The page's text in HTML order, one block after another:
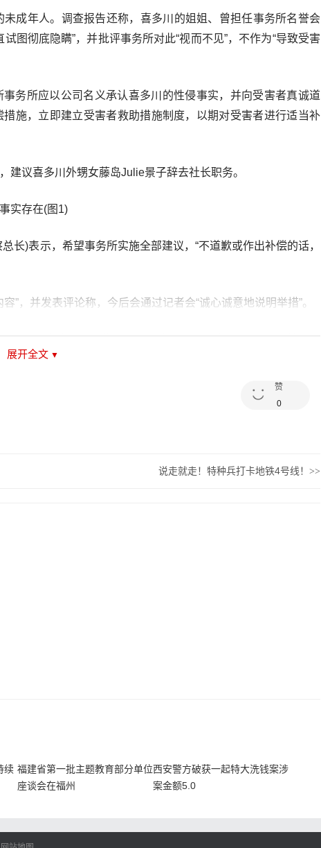
未成年人。调查报告还称，喜多川的姐姐、曾担任事务所名誉会
图彻底隐瞒”，并批评事务所对此“视而不见”，不作为“导致受害
务所应以公司名义承认喜多川的性侵事实，并向受害者真诚道
施，立即建立受害者救助措施制度，以期对受害者进行适当补
建议喜多川外甥女藤岛Julie景子辞去社长职务。
长)表示，希望事务所实施全部建议，“不道歉或作出补偿的话，
”，并发表评论称，今后会通过记者会“诚心诚意地说明举措”。
1962年创办了杰尼斯事务所，往后几十年间，该公司培养出了
30/10069462.shtml
展开全文
赞
0
说走就走！特种兵打卡地铁4号线！ >>
续 福建省第一批主题教育部分单位
座谈会在福州
西安警方破获一起特大洗钱案涉
案金额5.0